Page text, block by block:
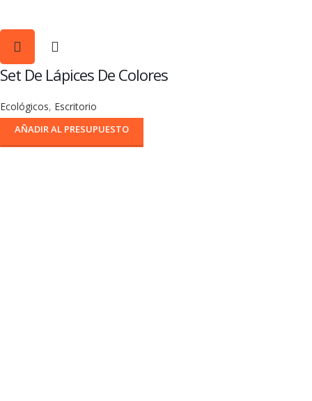
Set De Lápices De Colores
Ecológicos, Escritorio
AÑADIR AL PRESUPUESTO